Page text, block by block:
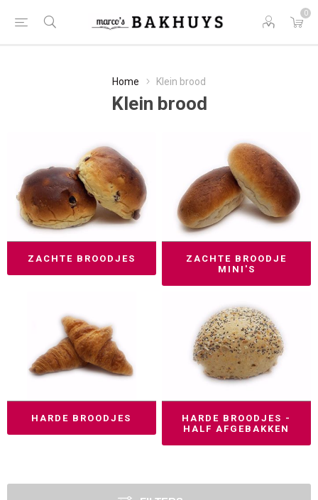
0
Home Klein brood
Klein brood
ZACHTE BROODJES
ZACHTE BROODJE
MINI'S
HARDE BROODJES
HARDE BROODJES -
HALF AFGEBAKKEN